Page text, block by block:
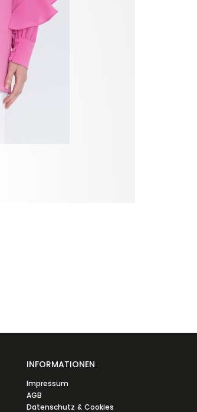
INFORMATIONEN
Impressum
AGB
Datenschutz & Cookies